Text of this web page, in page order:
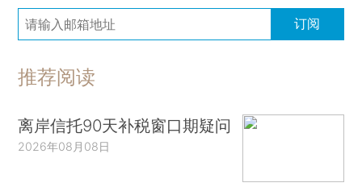
订阅
推荐阅读
离岸信托90天补税窗口期疑问
2026年08月08日